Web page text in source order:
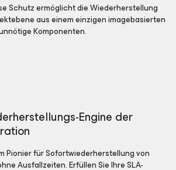
Schutz ermöglicht die Wiederherstellung
aus einem einzigen imagebasierten
Komponenten.
Engine der
Pionier für Sofortwiederherstellung von
Ausfallzeiten. Erfüllen Sie Ihre SLA-